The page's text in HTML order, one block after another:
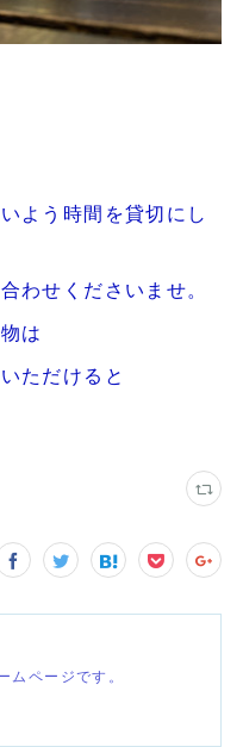
よう時間を貸切にし
わせくださいませ。
は
ただけると
ムページです。